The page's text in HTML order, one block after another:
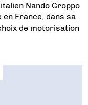
Nando Groppo
France, dans sa
de motorisation